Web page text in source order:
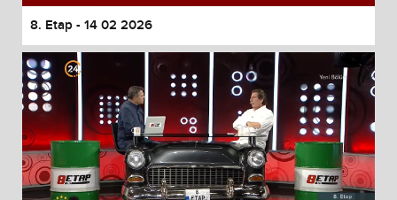
8. Etap - 14 02 2026